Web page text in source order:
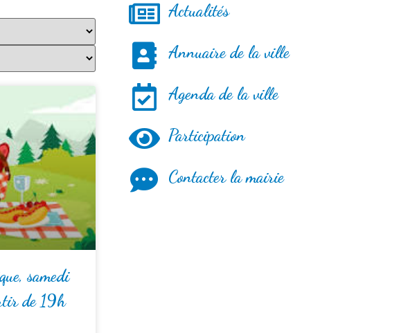
samedi
de 19h
Actualités
Annuaire de la ville
Agenda de la ville
Participation
Contacter la mairie